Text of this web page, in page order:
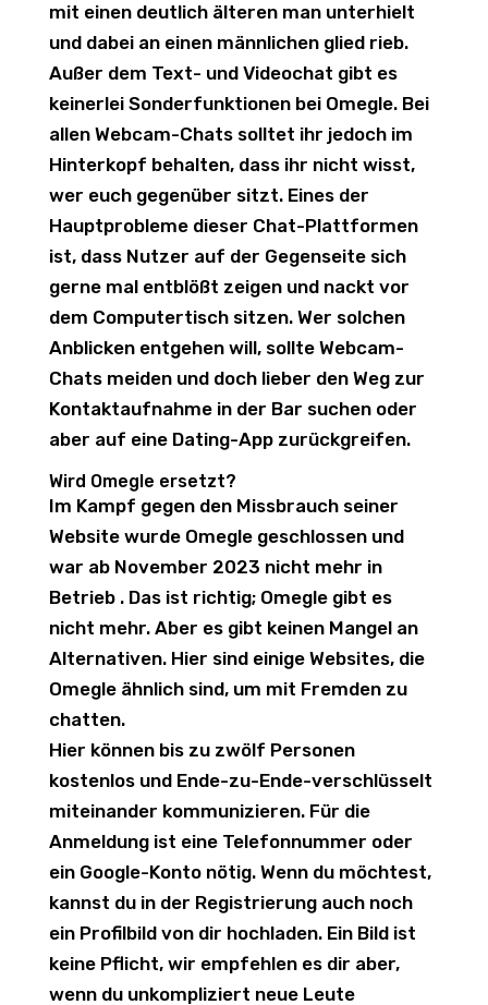
mit einen deutlich älteren man unterhielt
und dabei an einen männlichen glied rieb.
Außer dem Text- und Videochat gibt es
keinerlei Sonderfunktionen bei Omegle. Bei
allen Webcam-Chats solltet ihr jedoch im
Hinterkopf behalten, dass ihr nicht wisst,
wer euch gegenüber sitzt. Eines der
Hauptprobleme dieser Chat-Plattformen
ist, dass Nutzer auf der Gegenseite sich
gerne mal entblößt zeigen und nackt vor
dem Computertisch sitzen. Wer solchen
Anblicken entgehen will, sollte Webcam-
Chats meiden und doch lieber den Weg zur
Kontaktaufnahme in der Bar suchen oder
aber auf eine Dating-App zurückgreifen.
Wird Omegle ersetzt?
Im Kampf gegen den Missbrauch seiner
Website wurde Omegle geschlossen und
war ab November 2023 nicht mehr in
Betrieb . Das ist richtig; Omegle gibt es
nicht mehr. Aber es gibt keinen Mangel an
Alternativen. Hier sind einige Websites, die
Omegle ähnlich sind, um mit Fremden zu
chatten.
Hier können bis zu zwölf Personen
kostenlos und Ende-zu-Ende-verschlüsselt
miteinander kommunizieren. Für die
Anmeldung ist eine Telefonnummer oder
ein Google-Konto nötig. Wenn du möchtest,
kannst du in der Registrierung auch noch
ein Profilbild von dir hochladen. Ein Bild ist
keine Pflicht, wir empfehlen es dir aber,
wenn du unkompliziert neue Leute